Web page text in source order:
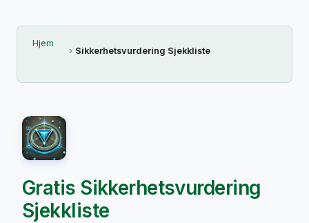
Hjem
Sikkerhetsvurdering Sjekkliste
Gratis Sikkerhetsvurdering
Sjekkliste